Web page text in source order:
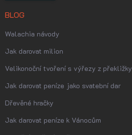
BLOG
Walachia návody
Jak darovat milion
Velikonoční tvoření s výřezy z překližky
Jak darovat peníze jako svatební dar
Dřevěné hračky
Jak darovat peníze k Vánocům